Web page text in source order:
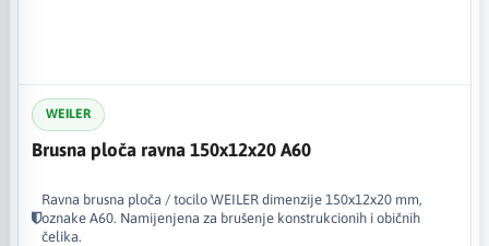
WEILER
Brusna ploča ravna 150x12x20 A60
Ravna brusna ploča / tocilo WEILER dimenzije 150x12x20 mm,
oznake A60. Namijenjena za brušenje konstrukcionih i običnih
čelika.